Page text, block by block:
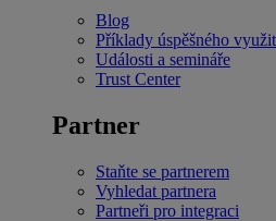
Blog
Příklady úspěšného
Události a semináře
Trust Center
Partner
Staňte se partnerem
Vyhledat partnera
Partneři pro integraci